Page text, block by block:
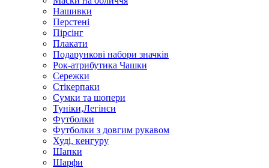
Нашивки
Перстені
Пірсінг
Плакати
Подарункові набори значків
Рок-атрибутика Чашки
Сережки
Стікерпаки
Сумки та шопери
Туніки,Легінси
Футболки
Футболки з довгим рукавом
Худі, кенгуру
Шапки
Шарфи